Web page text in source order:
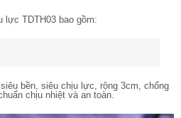
lực TDTH03 bao gồm:
bền, siêu chịu lực, rộng 3cm, chống
chịu nhiệt và an toàn.